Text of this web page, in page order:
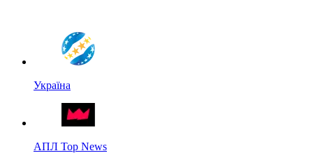
Україна
АПЛ Top News